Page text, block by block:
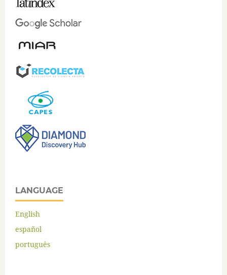
LANGUAGE
English
español
português